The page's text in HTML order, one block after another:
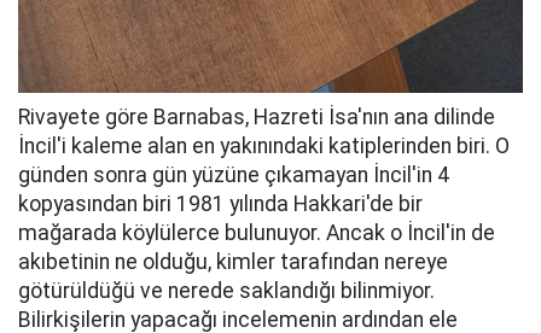
Rivayete göre Barnabas, Hazreti İsa'nın ana dilinde
İncil'i kaleme alan en yakınındaki katiplerinden biri. O
günden sonra gün yüzüne çıkamayan İncil'in 4
kopyasından biri 1981 yılında Hakkari'de bir
mağarada köylülerce bulunuyor. Ancak o İncil'in de
akıbetinin ne olduğu, kimler tarafından nereye
götürüldüğü ve nerede saklandığı bilinmiyor.
Bilirkişilerin yapacağı incelemenin ardından ele